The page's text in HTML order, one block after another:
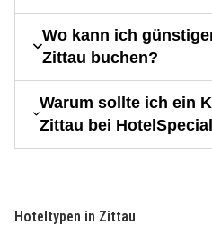
Wo kann ich
Zittau buchen?
Warum sollte ich ein
Zittau bei
Hoteltypen in Zittau